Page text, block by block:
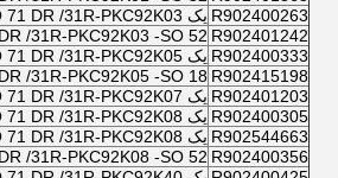
R902400263 یک AA10VSO 71 DR /31R-PKC92K03
R902401242
/31R-PKC92K03 -SO 52
R902400333 یک AA10VSO 71 DR /31R-PKC92K05
R902415198
/31R-PKC92K05 -SO 18
R902401203 یک AA10VSO 71 DR /31R-PKC92K07
R902400305 یک AA10VSO 71 DR /31R-PKC92K08
R902544663 یک AA10VSO 71 DR /31R-PKC92K08
R902400356
/31R-PKC92K08 -SO 52